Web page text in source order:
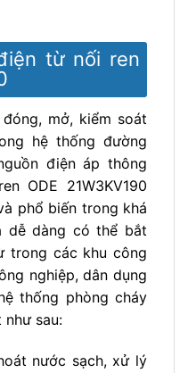
từ nối ren
mở, kiểm soát
hệ thống đường
điện áp thông
ODE 21W3KV190
phổ biến trong khá
dễ dàng có thể bắt
trong các khu công
nghiệp, dân dụng
thống phòng cháy
như sau:
nước sạch, xử lý